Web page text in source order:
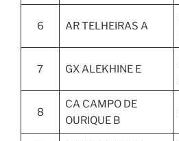
6 AR TELHEIRAS A
7 GX ALEKHINE E
8
CA CAMPO DE
OURIQUE B